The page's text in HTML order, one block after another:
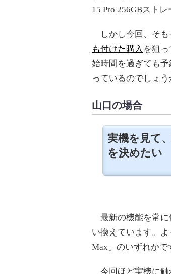
15 Pro 256GBスト
しかし今回、そ
も付けた購入 を狙
始時間を過ぎても
っているのでしょ
山口の場合
実機を見て
を決めたい
最新の機能を常に
い換えています。よ
Max」のいずれかで
今回ほど実機に触